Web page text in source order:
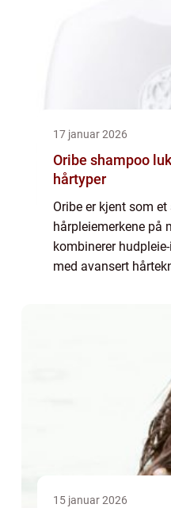
17 januar 2026
Oribe shampoo luksuspleie for alle
hårtyper
Oribe er kjent som
hårpleiemerkene på
kombinerer
med avansert
15 januar 2026